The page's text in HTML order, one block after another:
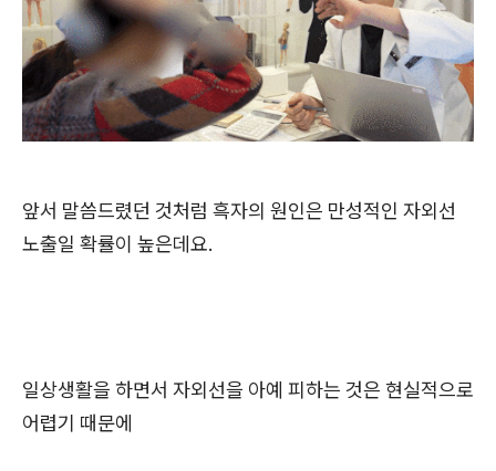
앞서 말씀드렸던 것처럼 흑자의 원인은 만성적인 자외선
노출일 확률이 높은데요.
일상생활을 하면서 자외선을 아예 피하는 것은 현실적으로
어렵기 때문에